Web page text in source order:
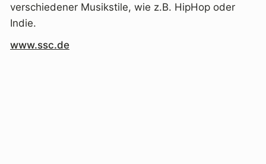
verschiedener Musikstile, wie z.B. HipHop oder
Indie.
www.ssc.de